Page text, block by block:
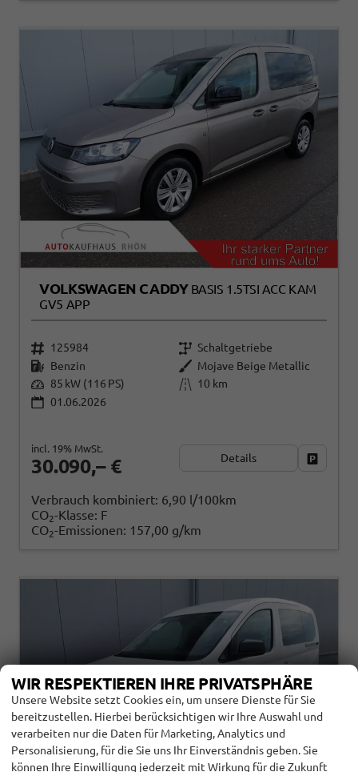
VOLKSWAGEN CADDY BASIS 1.5TSI ACC KAM
GV5 APP
125984
Schaltgetriebe
Benzin
Mojave Beige Metallic
85 kW (116 PS)
10 km
01.06.2026
30.090,– €
incl. 19% MwSt.
Details
Verbrauch kombiniert: 6,90 l/100km
CO2-Klasse: F
CO2-Emissionen: 157,00 g/km
WIR RESPEKTIEREN IHRE PRIVATSPHÄRE
Unsere Website setzt Cookies ein, um unsere Dienste für Sie
bereitzustellen. Hierbei berücksichtigen wir Ihre Auswahl und
verarbeiten nur die Daten für Marketing, Analytics und
Personalisierung, für die Sie uns Ihr Einverständnis geben. Sie
können Ihre Einwilligung jederzeit mit Wirkung für die Zukunft